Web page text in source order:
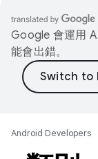
Google 會運用
能會出錯。
Android Developers